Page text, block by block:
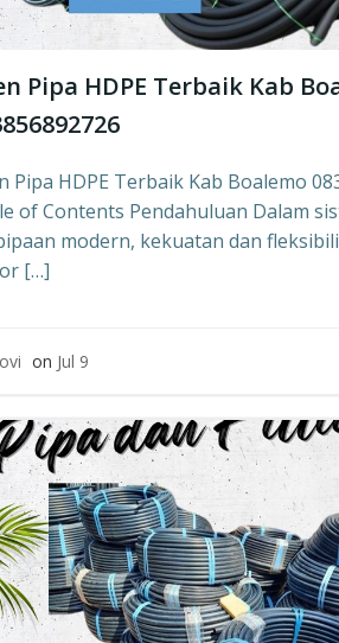
Pipa HDPE Terbaik Kab
Pipa HDPE Terbaik Kab Boalemo
of Contents Pendahuluan Dalam
modern, kekuatan dan
[…]
on Jul 9